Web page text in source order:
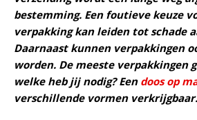
bestemming. Een foutieve keuze
verpakking kan leiden tot schade
Daarnaast kunnen verpakkingen
worden. De meeste verpakkingen
welke heb jij nodig? Een doos op
verschillende vormen verkrijgbaar.